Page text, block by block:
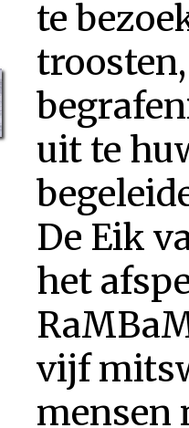
te
uit te
De Eik
het
vijf
mensen